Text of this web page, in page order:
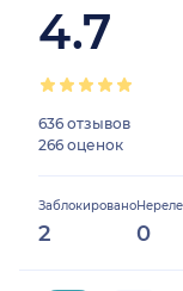
4.7
636 отзывов
266 оценок
Заблокировано
2 0
progress: